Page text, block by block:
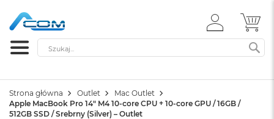
ZALOGUJ
SIĘ
Szukaj
Strona główna Outlet
Mac Outlet
Apple MacBook Pro 14" M4 10-core CPU + 10-core GPU / 16GB /
512GB SSD / Srebrny (Silver) – Outlet